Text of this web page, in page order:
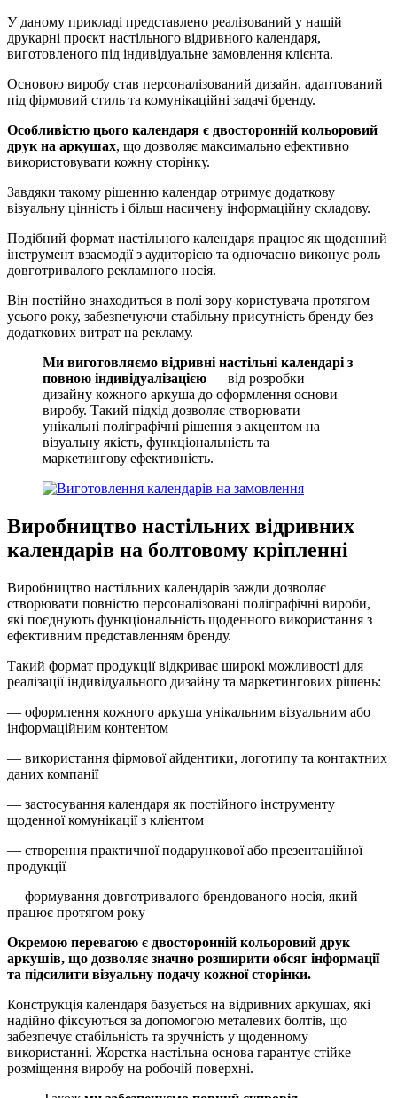
У даному прикладі представлено реалізований у нашій
друкарні проєкт настільного відривного календаря,
виготовленого під індивідуальне замовлення клієнта.
Основою виробу став персоналізований дизайн, адаптований
під фірмовий стиль та комунікаційні задачі бренду.
Особливістю цього календаря є двосторонній кольоровий
друк на аркушах, що дозволяє максимально ефективно
використовувати кожну сторінку.
Завдяки такому рішенню календар отримує додаткову
візуальну цінність і більш насичену інформаційну складову.
Подібний формат настільного календаря працює як щоденний
інструмент взаємодії з аудиторією та одночасно виконує роль
довготривалого рекламного носія.
Він постійно знаходиться в полі зору користувача протягом
усього року, забезпечуючи стабільну присутність бренду без
додаткових витрат на рекламу.
Ми виготовляємо відривні настільні календарі з
повною індивідуалізацією — від розробки
дизайну кожного аркуша до оформлення основи
виробу. Такий підхід дозволяє створювати
унікальні поліграфічні рішення з акцентом на
візуальну якість, функціональність та
маркетингову ефективність.
Виробництво настільних відривних
календарів на болтовому кріпленні
Виробництво настільних календарів зажди дозволяє
створювати повністю персоналізовані поліграфічні вироби,
які поєднують функціональність щоденного використання з
ефективним представленням бренду.
Такий формат продукції відкриває широкі можливості для
реалізації індивідуального дизайну та маркетингових рішень:
— оформлення кожного аркуша унікальним візуальним або
інформаційним контентом
— використання фірмової айдентики, логотипу та контактних
даних компанії
— застосування календаря як постійного інструменту
щоденної комунікації з клієнтом
— створення практичної подарункової або презентаційної
продукції
— формування довготривалого брендованого носія, який
працює протягом року
Окремою перевагою є двосторонній кольоровий друк
аркушів, що дозволяє значно розширити обсяг інформації
та підсилити візуальну подачу кожної сторінки.
Конструкція календаря базується на відривних аркушах, які
надійно фіксуються за допомогою металевих болтів, що
забезпечує стабільність та зручність у щоденному
використанні. Жорстка настільна основа гарантує стійке
розміщення виробу на робочій поверхні.